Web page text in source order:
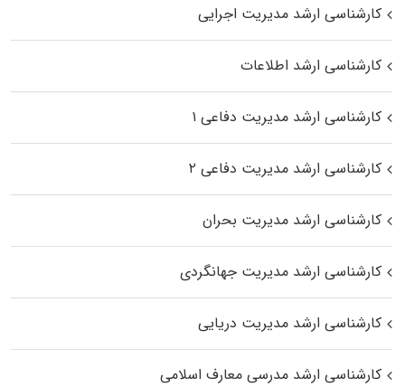
کارشناسی ارشد مدیریت اجرایی
کارشناسی ارشد اطلاعات
کارشناسی ارشد مدیریت دفاعی ۱
کارشناسی ارشد مدیریت دفاعی ۲
کارشناسی ارشد مدیریت بحران
کارشناسی ارشد مدیریت جهانگردی
کارشناسی ارشد مدیریت دریایی
کارشناسی ارشد مدرسی معارف اسلامی